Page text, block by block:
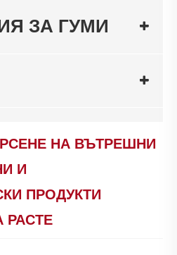
ЗА ГУМИ
НА ВЪТРЕШНИ
И
ПРОДУКТИ
РАСТЕ